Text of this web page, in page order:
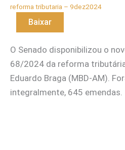
reforma tributaria – 9dez2024
Baixar
O Senado disponibilizou o
68/2024 da reforma
Eduardo Braga (MBD-AM).
integralmente, 645 emendas.